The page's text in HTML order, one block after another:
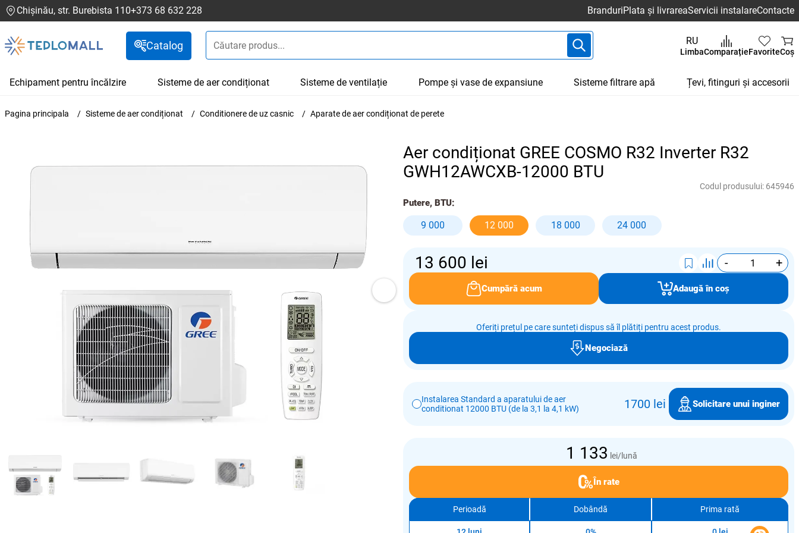
Chișinău, str. Burebista 110+373 68 632 228 BranduriPlata și livrareaServicii instalareContacte
Catalog RU
LimbaComparațieFavoriteCoș
Echipament pentru încălzire Sisteme de aer condiționat Sisteme de ventilație Pompe și vase de expansiune Sisteme filtrare apă Țevi, fitinguri și accesorii
Pagina principala Sisteme de aer condiționat Conditionere de uz casnic Aparate de aer condiționat de perete
Aer condiționat GREE COSMO R32 Inverter R32
GWH12AWCXB-12000 BTU
Codul produsului: 645946
Putere, BTU:
9 000 12 000 18 000 24 000
13 600 lei - +
Cumpără acum Adaugă în coș
Oferiți prețul pe care sunteți dispus să îl plătiți pentru acest produs.
Negociază
Instalarea Standard a aparatului de aer
conditionat 12000 BTU (de la 3,1 la 4,1 kW)
1700 lei Solicitare unui inginer
1 133 lei/lună
În rate
Perioadă Dobândă Prima rată